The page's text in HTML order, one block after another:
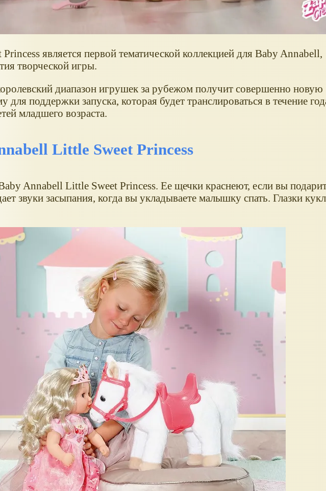
является первой тематической коллекцией для Baby Annabell,
творческой игры.
диапазон игрушек за рубежом получит совершенно новую
для поддержки запуска, которая будет транслироваться в течение
младшего возраста.
Little Sweet Princess
Annabell Little Sweet Princess. Ее щечки краснеют, если вы
звуки засыпания, когда вы укладываете малышку спать. Глазки